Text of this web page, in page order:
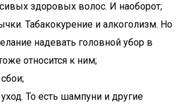
здоровых волос. И наоборот;
Табакокурение и алкоголизм. Но
надевать головной убор в
относится к ним;
То есть шампуни и другие